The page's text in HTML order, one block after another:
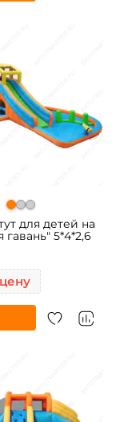
для детей на
гавань" 5*4*2,6